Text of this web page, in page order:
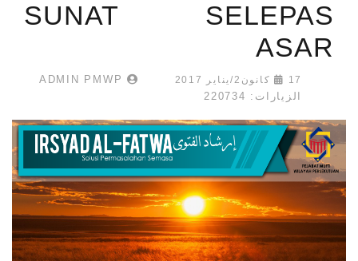
SUNAT SELEPAS
ASAR
17 كانون2/يناير 2017
الزيارات: 220734